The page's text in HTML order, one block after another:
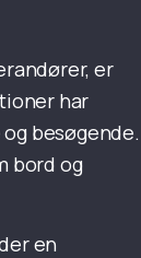
er
har
besøgende.
bord og
en